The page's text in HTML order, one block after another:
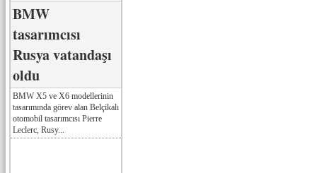
BMW
tasarımcısı
Rusya vatandaşı
oldu
BMW X5 ve X6 modellerinin
tasarımında görev alan Belçikalı
otomobil tasarımcısı Pierre
Leclerc, Rusy...